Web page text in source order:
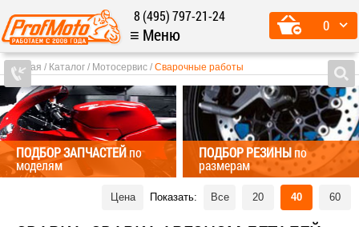
8 (495) 797-21-24
0
≡ Меню
Главная Каталог Мотосервис Сварочные работы
ПОДБОР ЗАПЧАСТЕЙпо
моделям
ПОДБОР РЕЗИНЫпо
размерам
Показать: Все 20 40 60
Цена